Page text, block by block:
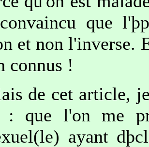
que
et non l'inverse.
connus !
de cet article,
que l'on me
ayant